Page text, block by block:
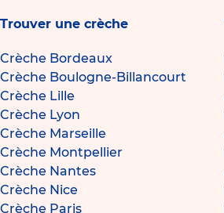
Trouver une crèche
Crèche Bordeaux
Crèche Boulogne-Billancourt
Crèche Lille
Crèche Lyon
Crèche Marseille
Crèche Montpellier
Crèche Nantes
Crèche Nice
Crèche Paris